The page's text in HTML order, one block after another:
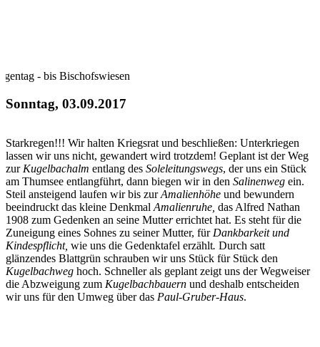
- bis Bischofswiesen
Sonntag, 03.09.2017
Starkregen!!! Wir halten Kriegsrat und beschließen: Unterkriegen
lassen wir uns nicht, gewandert wird trotzdem! Geplant ist der Weg
zur Kugelbachalm entlang des Soleleitungswegs, der uns ein Stück
am Thumsee entlangführt, dann biegen wir in den Salinenweg ein.
Steil ansteigend laufen wir bis zurAmalienhöhe und bewundern
beeindruckt das kleine Denkmal Amalienruhe, das Alfred Nathan
1908 zum Gedenken an seine Muttererrichtet hat. Es steht für die
Zuneigung eines Sohnes zu seiner Mutter, für Dankbarkeit und
Kindespflicht, wie uns die Gedenktafel erzählt. Durch satt
glänzendes Blattgrün schrauben wir uns Stück für Stück den
Kugelbachweg hoch. Schneller als geplant zeigt uns der Wegweiser
die Abzweigung zum Kugelbachbauern und deshalb entscheiden
wir uns für den Umweg über das Paul-Gruber-Haus.